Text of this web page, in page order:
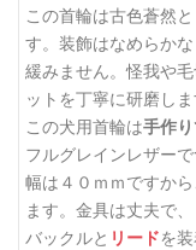
この首輪は古色蒼然
す。装飾はなめらか
緩みません。怪我や
ットを丁寧に研磨しま
この犬用首輪は手作
フルグレインレザー
幅は４０ｍｍですか
ます。金具は丈夫で
バックルと リードを